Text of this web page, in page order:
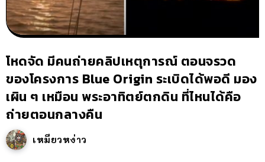
โหดจัด มีคนถ่ายคลิปเหตุการณ์ ตอนจรวด
ของโครงการ Blue Origin ระเบิดได้พอดี มอง
เผิน ๆ เหมือน พระอาทิตย์ตกดิน ที่ไหนได้คือ
ถ่ายตอนกลางคืน
เหมียวหง่าว